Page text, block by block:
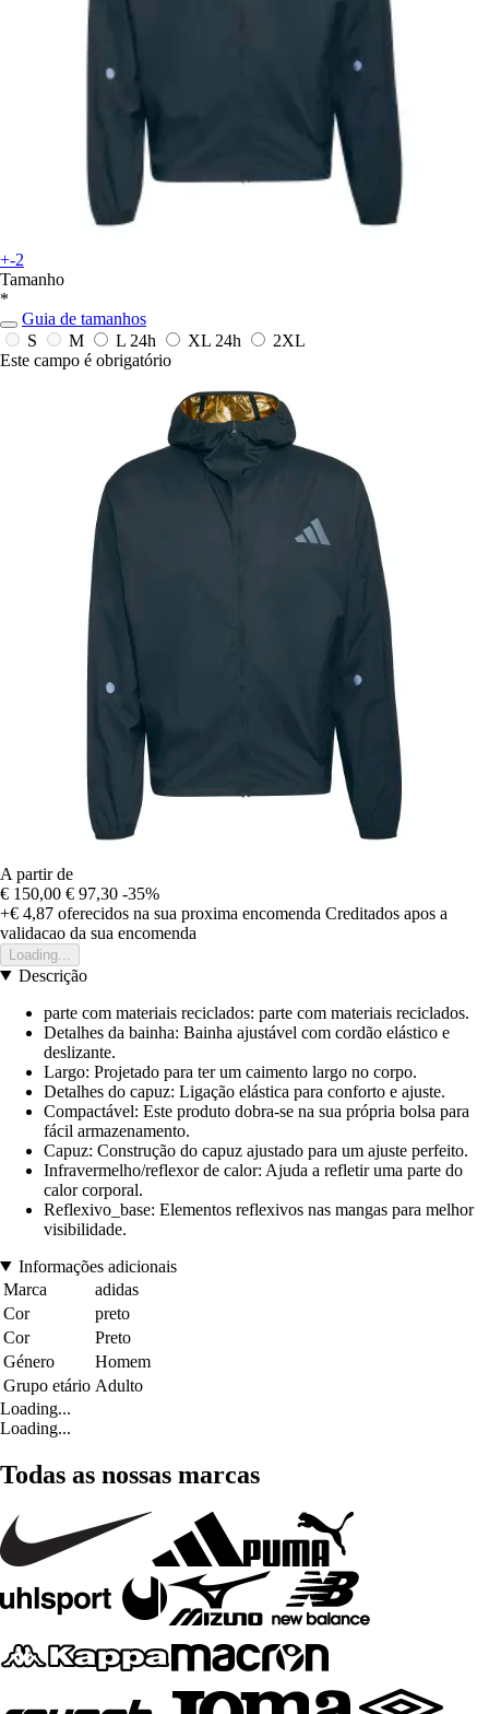
+-2
Tamanho
*
Guia de tamanhos
S
M L 24h XL 24h
2XL
Este campo é obrigatório
A partir de
€ 150,00 € 97,30 -35%
+€ 4,87 oferecidos na sua proxima encomenda Creditados apos a
validacao da sua encomenda
Loading...
Descrição
parte com materiais reciclados: parte com materiais reciclados.
Detalhes da bainha: Bainha ajustável com cordão elástico e
deslizante.
Largo: Projetado para ter um caimento largo no corpo.
Detalhes do capuz: Ligação elástica para conforto e ajuste.
Compactável: Este produto dobra-se na sua própria bolsa para
fácil armazenamento.
Capuz: Construção do capuz ajustado para um ajuste perfeito.
Infravermelho/reflexor de calor: Ajuda a refletir uma parte do
calor corporal.
Reflexivo_base: Elementos reflexivos nas mangas para melhor
visibilidade.
Informações adicionais
Marca
adidas
Cor
preto
Cor
Preto
Género
Homem
Grupo etário Adulto
Loading...
Loading...
Todas as nossas marcas